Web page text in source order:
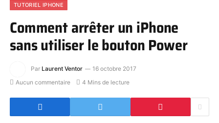
TUTORIEL IPHONE
Comment arrêter un iPhone
sans utiliser le bouton Power
Par Laurent Ventor
16 octobre 2017
Aucun commentaire
4 Mins de lecture